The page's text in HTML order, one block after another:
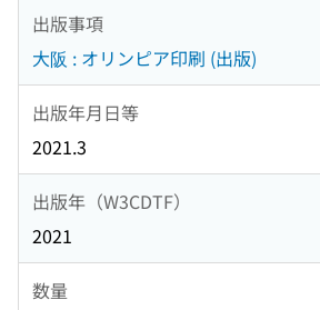
出版事項
大阪 : オリンピア印刷 (出版)
出版年月日等
2021.3
出版年（W3CDTF）
2021
数量